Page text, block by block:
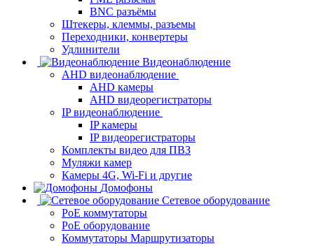
BNC разъёмы
Штекеры, клеммы, разъемы
Переходники, конвертеры
Удлинители
Видеонаблюдение
AHD видеонаблюдение
AHD камеры
AHD видеорегистраторы
IP видеонаблюдение
IP камеры
IP видеорегистраторы
Комплекты видео для ПВЗ
Муляжи камер
Камеры 4G, Wi-Fi и другие
Домофоны
Сетевое оборудование
PoE коммутаторы
PoE оборудование
Коммутаторы Маршрутизаторы